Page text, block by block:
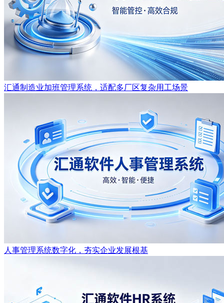
汇通制造业加班管理系统，适配多厂区复杂用工场景
人事管理系统数字化，夯实企业发展根基